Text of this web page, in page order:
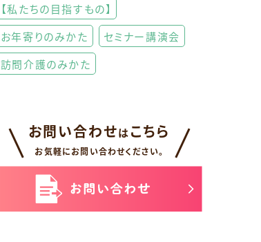
【私たちの目指すもの】
お年寄りのみかた
セミナー講演会
訪問介護のみかた
お問い合わせはこちら
お気軽にお問い合わせください。